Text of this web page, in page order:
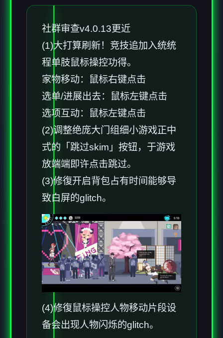
社群审查v4.0.13更近
(1)大打算刷新！竞技追加入统统
程单肢鼠标操控功得。
家物移动：鼠标右键点击
选单/进展出去：鼠标左键点击
选项互动：鼠标左键点击
(2)调整绝庞大门组细小游戏正中
式的「跳过skim」按钮，于游戏
放端端即许点击跳过。
(3)修復开启背包占有时间能够导
致白屏的glitch。
(4)修復鼠标操控人物移动片段设
备会出现人物闪烁的glitch。